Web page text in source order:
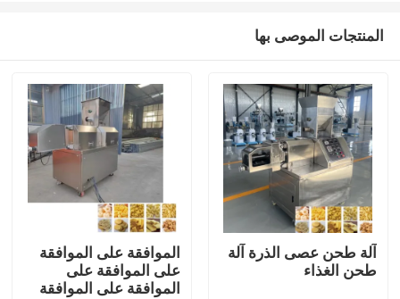
المنتجات الموصى بها
آلة طحن عصى الذرة آلة
طحن الغذاء
الموافقة على الموافقة
على الموافقة على
الموافقة على الموافقة